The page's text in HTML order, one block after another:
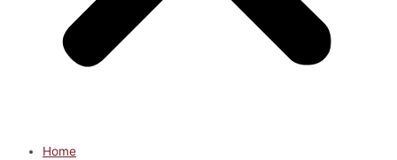
Home